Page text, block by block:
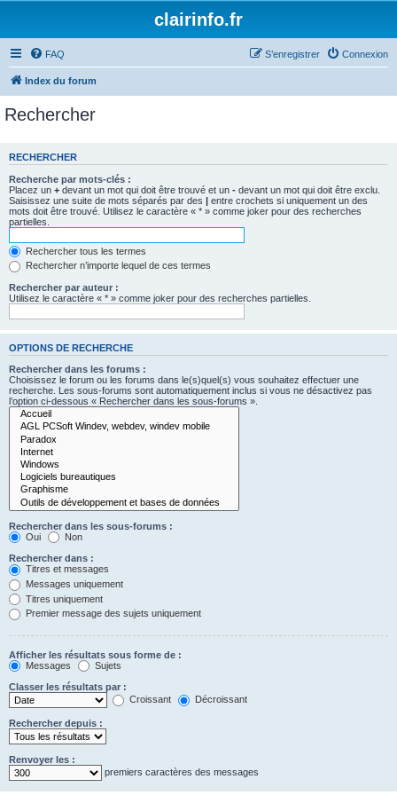
clairinfo.fr
FAQ Connexion
S’enregistrer
Index du forum
Rechercher
RECHERCHER
Recherche par mots-clés :
Placez un + devant un mot qui doit être trouvé et un - devant un mot qui doit être exclu.
Saisissez une suite de mots séparés par des | entre crochets si uniquement un des
mots doit être trouvé. Utilisez le caractère « * » comme joker pour des recherches
partielles.
Rechercher tous les termes
Rechercher n’importe lequel de ces termes
Rechercher par auteur :
Utilisez le caractère « * » comme joker pour des recherches partielles.
OPTIONS DE RECHERCHE
Rechercher dans les forums :
Choisissez le forum ou les forums dans le(s)quel(s) vous souhaitez effectuer une
recherche. Les sous-forums sont automatiquement inclus si vous ne désactivez pas
l’option ci-dessous « Rechercher dans les sous-forums ».
Rechercher dans les sous-forums :
Oui
Non
Rechercher dans :
Titres et messages
Messages uniquement
Titres uniquement
Premier message des sujets uniquement
Afficher les résultats sous forme de :
Messages
Sujets
Classer les résultats par :
Croissant
Décroissant
Rechercher depuis :
Renvoyer les :
premiers caractères des messages